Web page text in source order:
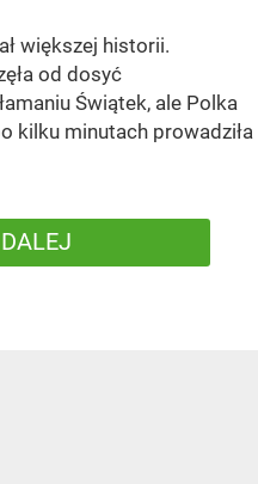
większej historii.
od dosyć
Świątek, ale Polka
kilku minutach prowadziła